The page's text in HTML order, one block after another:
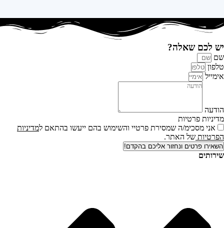
יש לכם שאלה?
שם
טלפון
אימייל
הודעה
מדיניות פרטיות
אני מסכימ/ה שמסירת פרטיי והשימוש בהם ייעשו בהתאם למדיניות
הפרטיות של האתר.
השאירו פרטים ונחזור אליכם בהקדם!
שירותים